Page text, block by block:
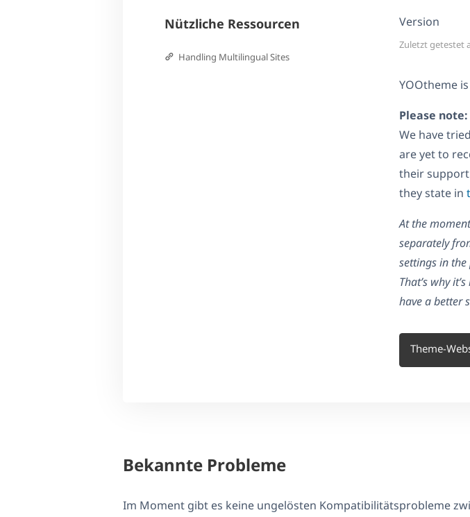
Nützliche Ressourcen
Handling Multilingual Sites
Version
Zuletzt getestet
YOOtheme
Please note:
We have
are yet to
their
they state in
At the
separately
settings in
That’s why
have a better
Theme-
Bekannte Probleme
Im Moment gibt es keine ungelösten Kompatibilitätsprobleme